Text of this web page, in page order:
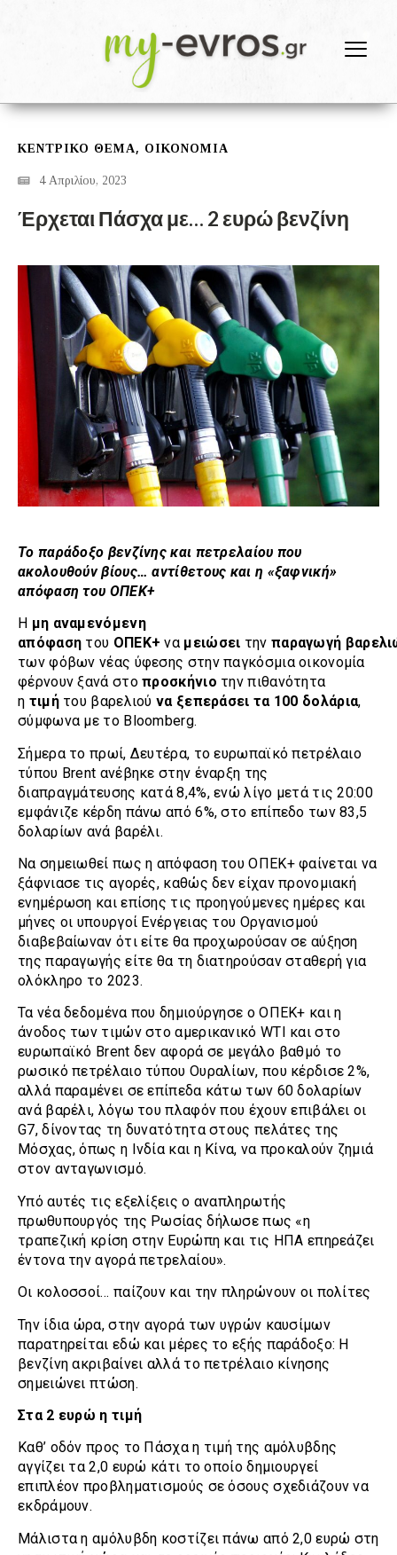
ΚΕΝΤΡΙΚΟ ΘΕΜΑ, ΟΙΚΟΝΟΜΙΑ
4 Απριλίου, 2023
Έρχεται Πάσχα με… 2 ευρώ βενζίνη
Το παράδοξο βενζίνης και πετρελαίου που
ακολουθούν βίους… αντίθετους και η «ξαφνική»
απόφαση του ΟΠΕΚ+
H μη αναμενόμενη
απόφαση του ΟΠΕΚ+να μειώσει την παραγωγή
των φόβων νέας ύφεσης στην παγκόσμια οικονομία
φέρνουν ξανά στοπροσκήνιο την πιθανότητα
η τιμή του βαρελιούνα ξεπεράσει τα 100 δολάρια,
σύμφωνα με το Bloomberg.
Σήμερα το πρωί, Δευτέρα, το ευρωπαϊκό πετρέλαιο
τύπου Brent ανέβηκε στην έναρξη της
διαπραγμάτευσης κατά 8,4%, ενώ λίγο μετά τις 20:00
εμφάνιζε κέρδη πάνω από 6%, στο επίπεδο των 83,5
δολαρίων ανά βαρέλι.
Να σημειωθεί πως η απόφαση του ΟΠΕΚ+ φαίνεται να
ξάφνιασε τις αγορές, καθώς δεν είχαν προνομιακή
ενημέρωση και επίσης τις προηγούμενες ημέρες και
μήνες οι υπουργοί Ενέργειας του Οργανισμού
διαβεβαίωναν ότι είτε θα προχωρούσαν σε αύξηση
της παραγωγής είτε θα τη διατηρούσαν σταθερή για
ολόκληρο το 2023.
Τα νέα δεδομένα που δημιούργησε ο ΟΠΕΚ+ και η
άνοδος των τιμών στο αμερικανικό WTI και στο
ευρωπαϊκό Brent δεν αφορά σε μεγάλο βαθμό το
ρωσικό πετρέλαιο τύπου Ουραλίων, που κέρδισε 2%,
αλλά παραμένει σε επίπεδα κάτω των 60 δολαρίων
ανά βαρέλι, λόγω του πλαφόν που έχουν επιβάλει οι
G7, δίνοντας τη δυνατότητα στους πελάτες της
Μόσχας, όπως η Ινδία και η Κίνα, να προκαλούν ζημιά
στον ανταγωνισμό.
Υπό αυτές τις εξελίξεις ο αναπληρωτής
πρωθυπουργός της Ρωσίας δήλωσε πως «η
τραπεζική κρίση στην Ευρώπη και τις ΗΠΑ επηρεάζει
έντονα την αγορά πετρελαίου».
Οι κολοσσοί… παίζουν και την πληρώνουν οι πολίτες
Την ίδια ώρα, στην αγορά των υγρών καυσίμων
παρατηρείται εδώ και μέρες το εξής παράδοξο: Η
βενζίνη ακριβαίνει αλλά το πετρέλαιο κίνησης
σημειώνει πτώση.
Στα 2 ευρώ η τιμή
Καθ’ οδόν προς το Πάσχα η τιμή της αμόλυβδης
αγγίζει τα 2,0 ευρώ κάτι το οποίο δημιουργεί
επιπλέον προβληματισμούς σε όσους σχεδιάζουν να
εκδράμουν.
Μάλιστα η αμόλυβδη κοστίζει πάνω από 2,0 ευρώ στη